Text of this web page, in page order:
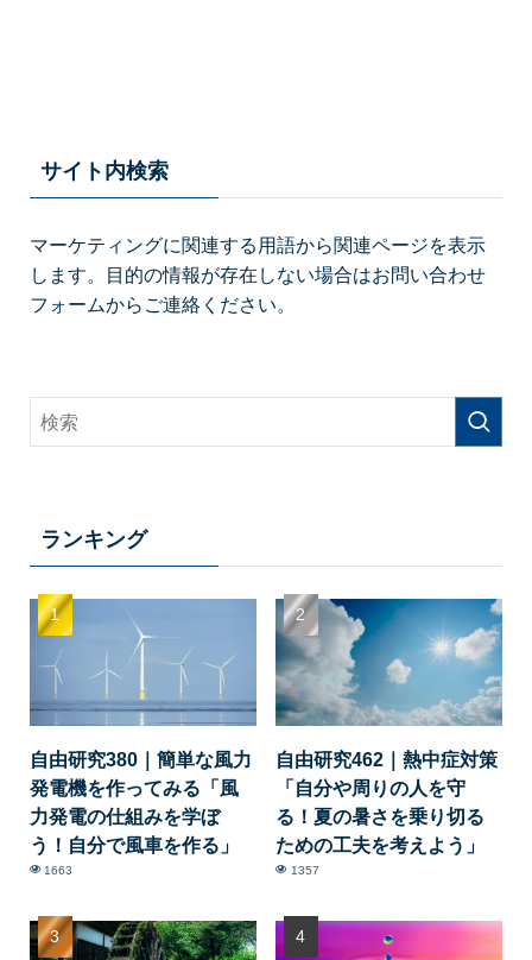
サイト内検索
マーケティングに関連する用語から関連ページを表示
します。目的の情報が存在しない場合はお問い合わせ
フォームからご連絡ください。
ランキング
自由研究380｜簡単な風力
発電機を作ってみる「風
力発電の仕組みを学ぼ
う！自分で風車を作る」
1663
自由研究462｜熱中症対策
「自分や周りの人を守
る！夏の暑さを乗り切る
ための工夫を考えよう」
1357